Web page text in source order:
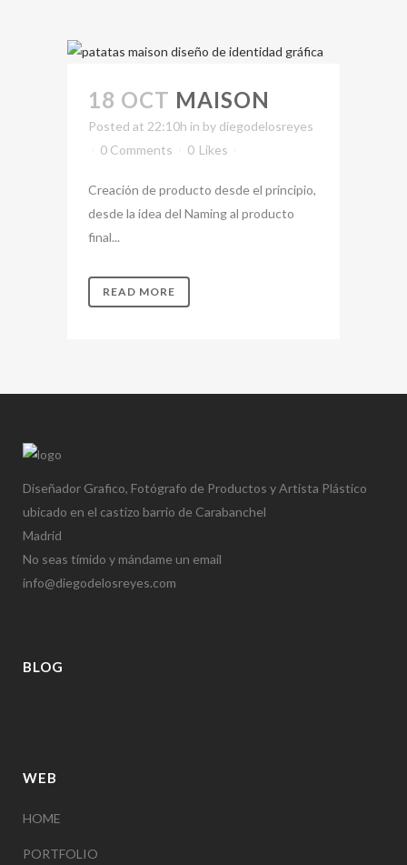
18 OCT MAISON
Posted at 22:10h in by diegodelosreyes
0 Comments
0 Likes
Creación de producto desde el principio,
desde la idea del Naming al producto
final...
READ MORE
Diseñador Grafico, Fotógrafo de Productos y Artista Plástico
ubicado en el castizo barrio de Carabanchel
Madrid
No seas tímido y mándame un email
info@diegodelosreyes.com
BLOG
WEB
HOME
PORTFOLIO